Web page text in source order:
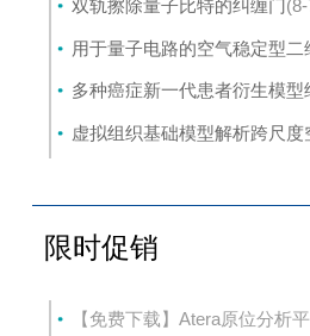
双轨擦除量子比特的纠缠门
多种癌症新一代患者衍生模型
限时促销
【免费下载】Atera原位分析